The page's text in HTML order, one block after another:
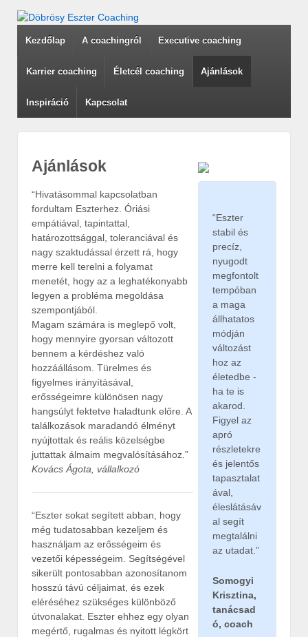
Kezdőlap A coachingról Executive coaching
Karrier coaching Életcél coaching Ajánlások
Inspiráció Kapcsolat
Ajánlások
“Hivatásommal kapcsolatban
fordultam Eszterhez. Óriási
empátiával, tapintattal,
határozottsággal, toleranciával és
nagy szaktudással érzett rá, hogy
merre kell terelni a folyamat
menetét, hogy az a leghatékonyabb
legyen a probléma megoldása
szempontjából.
Magam számára is meglepő volt,
hogy mennyire gyorsan változott
bennem a kérdéshez való
hozzáállásom. Türelmes és
figyelmes irányításával,
erősségeimre különösen nagy
hangsúlyt fektetve haladtunk előre. A
találkozások maradandó élményt
nyújtottak és reális közelségbe
juttattak álmaim megvalósításához.”
Kovács Ágota, vállalkozó
“Eszter sokat segített abban, hogy
még tudatosabban kezeljem és
használjam az erősségeim és
vezetői képességeim. Segítségével
sikerült pontosabban azonosítanom
hosszú távú céljaimat, és ezek
eléréséhez szükséges különböző
útvonalakat. Eszter ehhez egy olyan
megértő, rugalmas és nyitott légkört
“Eszter
stabil és
precíz,
nyugodt
megfontolt
tempóban
a maga
állhatatos
módján
változást
hoz az
életedbe -
ha te is
akarod.
Figyel az
apró
részletekre
és jelentős
tapasztalat
ával,
éleslátásáv
al segít
megtalálni
az utadat.”
Somogyi
Krisztina,
tanácsad
ó, coach